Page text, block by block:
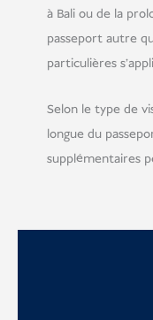
à Bali ou de la
passeport autre
particulières
Selon le type de
longue du
supplémentaires